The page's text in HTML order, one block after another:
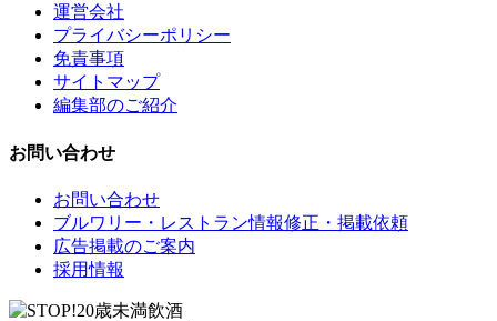
運営会社
プライバシーポリシー
免責事項
サイトマップ
編集部のご紹介
お問い合わせ
お問い合わせ
ブルワリー・レストラン情報修正・掲載依頼
広告掲載のご案内
採用情報